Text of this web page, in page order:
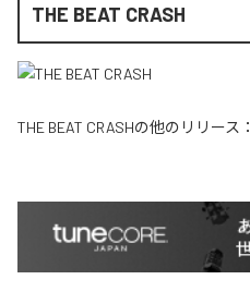
THE BEAT CRASH
THE BEAT CRASHの他のリリース：